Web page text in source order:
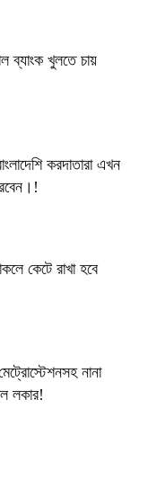
ব্যাংক খুলতে চায়
করদাতারা এখন
কেটে রাখা হবে
নানা
লকার!